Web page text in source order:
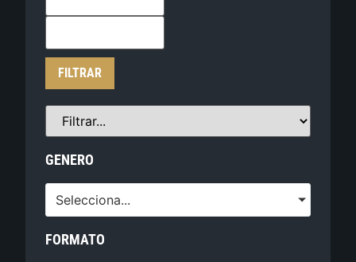
FILTRAR
GENERO
Selecciona...
FORMATO